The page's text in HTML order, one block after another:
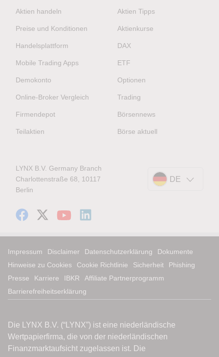
Aktien handeln
Preise und Konditionen
Handelsplattform
Mobile Trading Apps
Demokonto
Online-Broker Vergleich
Firmendepot
Teilaktien
Aktien Tipps
Aktienkurse
DAX
ETF
Optionen
Trading
Börsennews
Börse aktuell
LYNX B.V. Germany Branch
Charlottenstraße 68, 10117
Berlin
DE
Impressum Disclaimer Datenschutzerklärung
Dokumente
Hinweise zu Cookies
Cookie Richtlinie Sicherheit
Phishing
Presse
Karriere IBKR
Affiliate Partnerprogramm
Barrierefreiheitserklärung